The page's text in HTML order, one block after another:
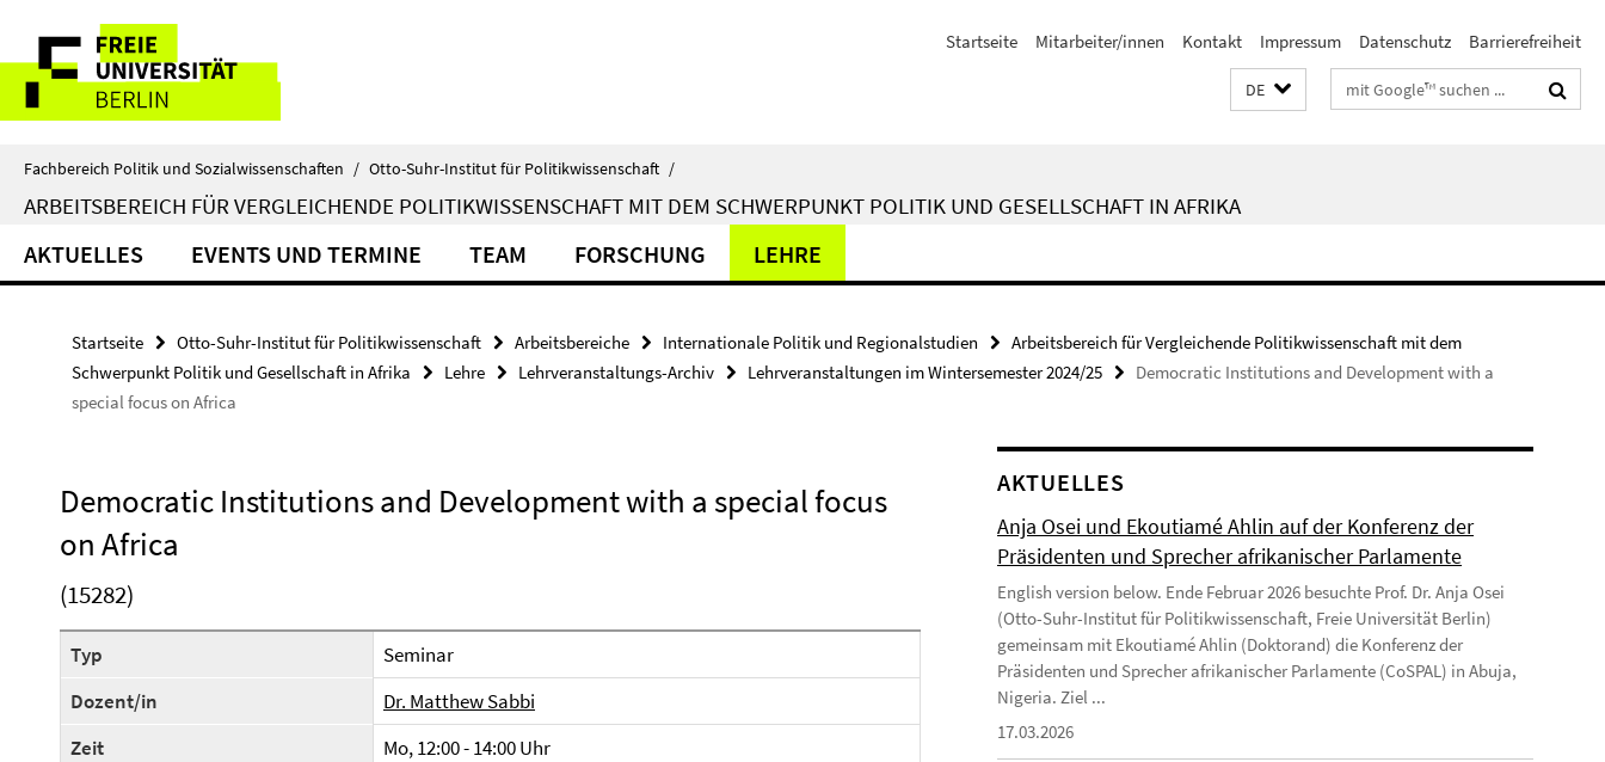
direkt
Inhalt
Service-
Navigation
Startseite Mitarbeiter/innen Kontakt Impressum Datenschutz Barrierefreiheit
DE Suchbegriffe
Fachbereich Politik und Sozialwissenschaften / Otto-Suhr-Institut für Politikwissenschaft /
ARBEITSBEREICH FÜR VERGLEICHENDE POLITIKWISSENSCHAFT MIT DEM SCHWERPUNKT POLITIK UND GESELLSCHAFT IN AFRIKA
AKTUELLES EVENTS UND TERMINE TEAM FORSCHUNG LEHRE
Startseite Otto-Suhr-Institut für Politikwissenschaft Arbeitsbereiche Internationale Politik und Regionalstudien
Arbeitsbereich für Vergleichende Politikwissenschaft mit dem
Schwerpunkt Politik und Gesellschaft in Afrika
Lehre Lehrveranstaltungs-Archiv Lehrveranstaltungen im Wintersemester 2024/25
Democratic Institutions and Development with a
special focus on Africa
Democratic Institutions and Development with a special focus
on Africa
(15282)
Typ
Seminar
Dozent/in
Dr. Matthew Sabbi
Zeit
Mo, 12:00 - 14:00 Uhr
AKTUELLES
Anja Osei und Ekoutiamé Ahlin auf der Konferenz der
Präsidenten und Sprecher afrikanischer Parlamente
English version below. Ende Februar 2026 besuchte Prof. Dr. Anja Osei
(Otto-Suhr-Institut für Politikwissenschaft, Freie Universität Berlin)
gemeinsam mit Ekoutiamé Ahlin (Doktorand) die Konferenz der
Präsidenten und Sprecher afrikanischer Parlamente (CoSPAL) in Abuja,
Nigeria. Ziel ...
17.03.2026